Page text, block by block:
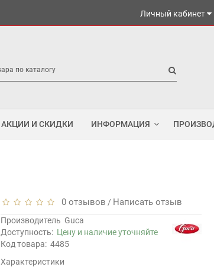
Личный кабинет
АКЦИИ И СКИДКИ ИНФОРМАЦИЯ
0 отзывов / Написать отзыв
Производитель Guca
Доступность: Цену и наличие уточняйте
Код товара: 4485
Характеристики